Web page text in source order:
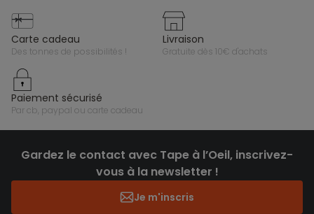
carte cadeau
des tonnes de possibilités !
livraison
gratuite dès 10€ d'achats
paiement sécurisé
par cb, paypal ou carte cadeau
Gardez le contact avec Tape à l’Oeil, inscrivez-
vous à la newsletter !
Je m'inscris